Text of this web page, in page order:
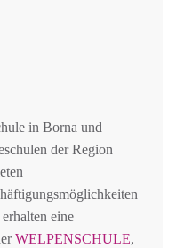
in Borna und
der Region
eine
WELPENSCHULE,